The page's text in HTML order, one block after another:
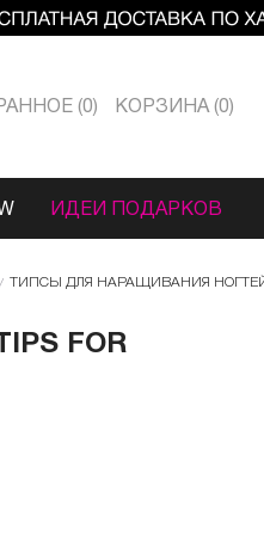
0 КОРЗИНА 0
ИДЕИ ПОДАРКОВ
ТИПСЫ ДЛЯ НАРАЩИВАНИЯ НОГТЕЙ
FOR